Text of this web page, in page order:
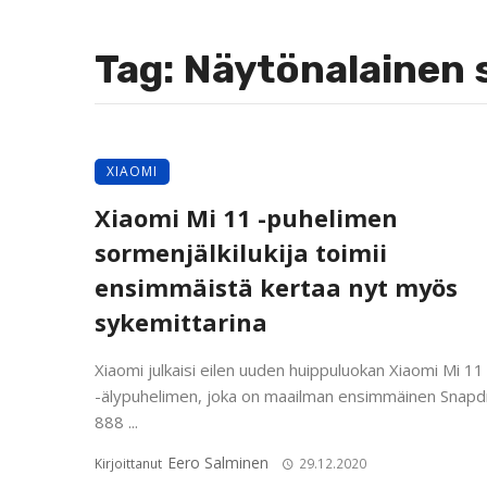
Tag:
XIAOMI
Xiaomi Mi 11 -puhelimen
sormenjälkilukija toimii
ensimmäistä kertaa nyt myös
sykemittarina
Xiaomi julkaisi eilen uuden huippuluokan Xiaomi Mi 11
-älypuhelimen, joka on maailman ensimmäinen
888 ...
Kirjoittanut Eero Salminen 29.12.2020